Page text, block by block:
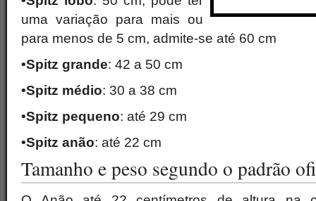
uma variação para mais ou
para menos de 5 cm, admite-se até 60 cm
•Spitz grande: 42 a 50 cm
•Spitz médio: 30 a 38 cm
•Spitz pequeno: até 29 cm
•Spitz anão: até 22 cm
Tamanho e peso segundo o padrão